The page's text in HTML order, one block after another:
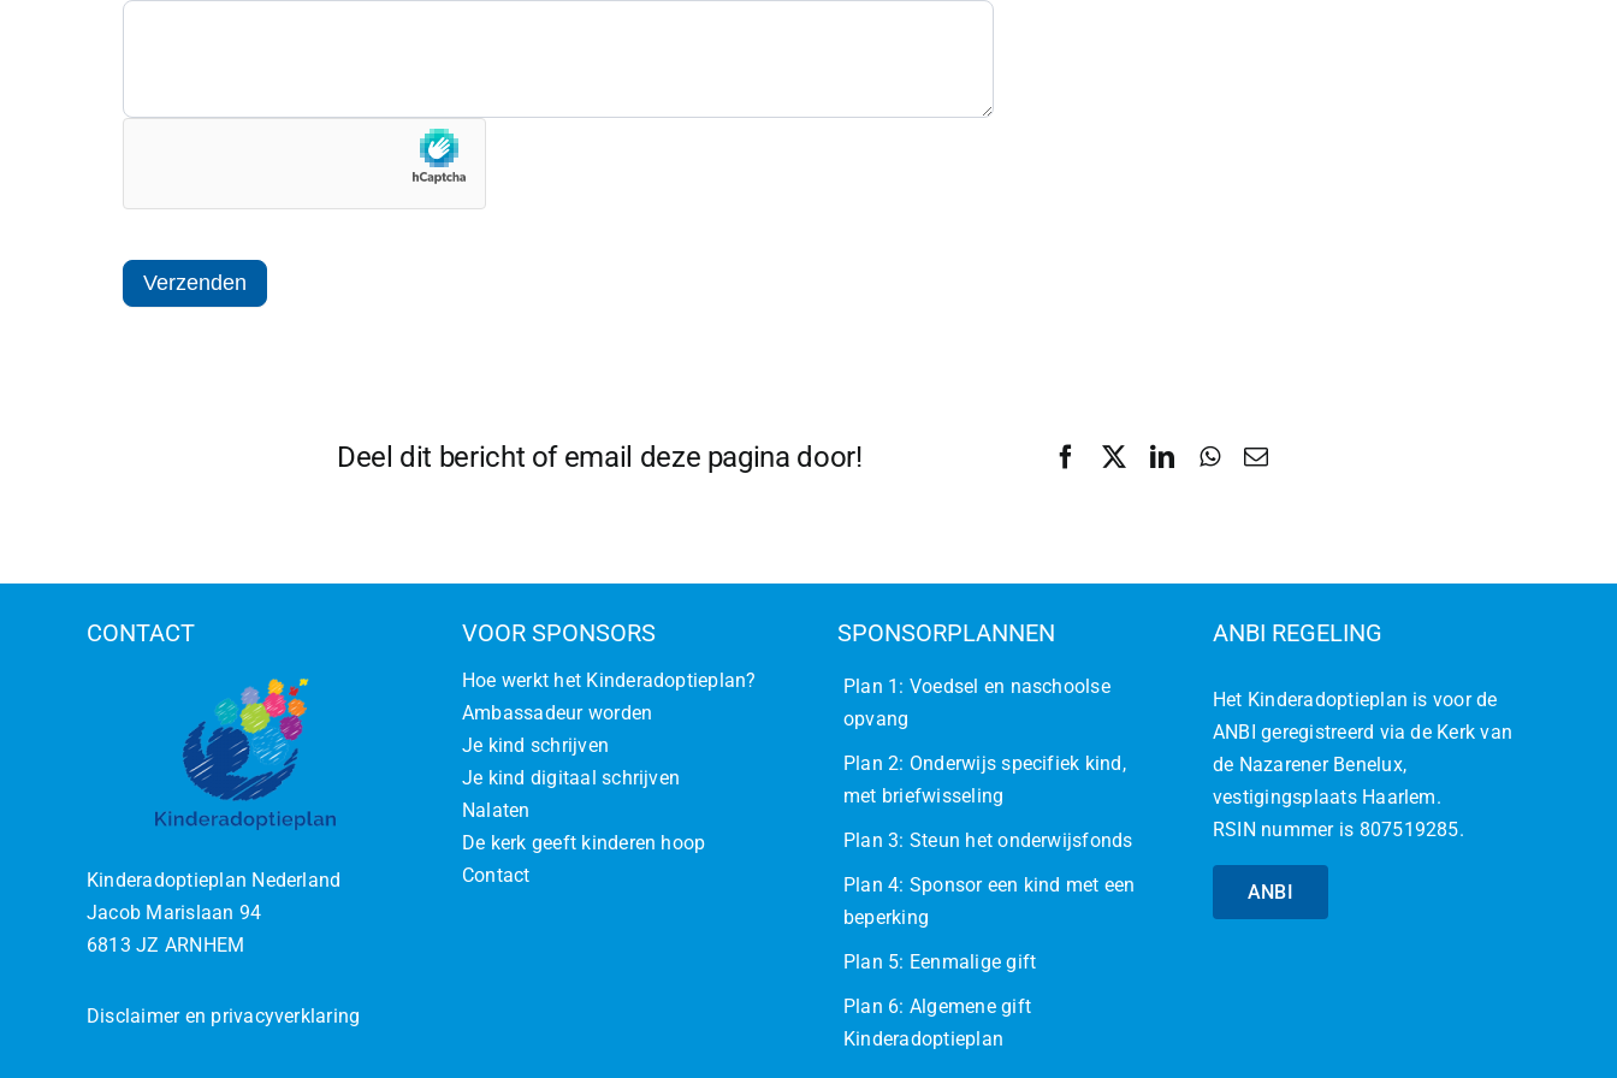
Verzenden
Deel dit bericht of email deze pagina door!
CONTACT
Kinderadoptieplan Nederland
Jacob Marislaan 94
6813 JZ ARNHEM
Disclaimer en privacyverklaring
VOOR SPONSORS
Hoe werkt het Kinderadoptieplan?
Ambassadeur worden
Je kind schrijven
Je kind digitaal schrijven
Nalaten
De kerk geeft kinderen hoop
Contact
SPONSORPLANNEN
Plan 1: Voedsel en naschoolse
opvang
Plan 2: Onderwijs specifiek kind,
met briefwisseling
Plan 3: Steun het onderwijsfonds
Plan 4: Sponsor een kind met een
beperking
Plan 5: Eenmalige gift
Plan 6: Algemene gift
Kinderadoptieplan
ANBI REGELING
Het Kinderadoptieplan is voor de
ANBI geregistreerd via de Kerk van
de Nazarener Benelux,
vestigingsplaats Haarlem.
RSIN nummer is 807519285.
ANBI